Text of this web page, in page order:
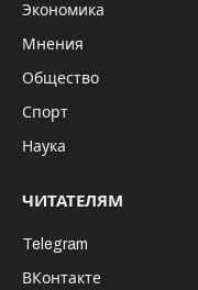
Экономика
Мнения
Общество
Спорт
Наука
ЧИТАТЕЛЯМ
Telegram
ВКонтакте